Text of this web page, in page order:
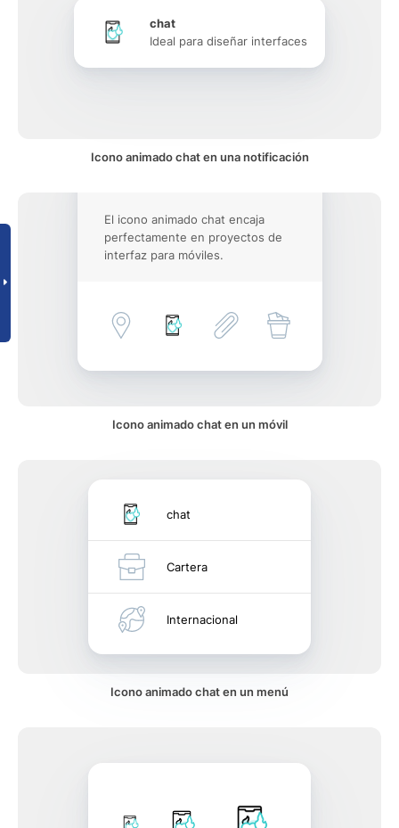
chat
Ideal para diseñar interfaces
Icono animado chat en una notificación
El icono animado chat encaja
perfectamente en proyectos de
interfaz para móviles.
Icono animado chat en un móvil
chat
Cartera
Internacional
Icono animado chat en un menú